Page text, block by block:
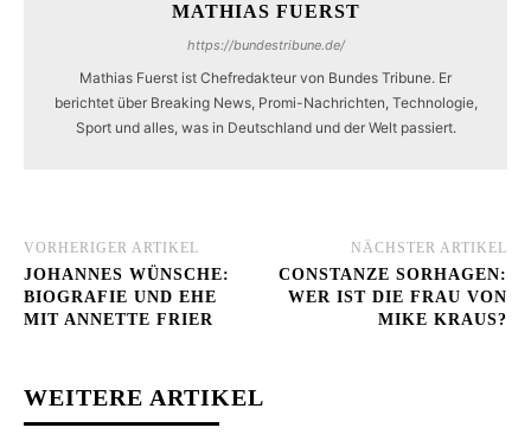
MATHIAS FUERST
https://bundestribune.de/
Mathias Fuerst ist Chefredakteur von Bundes Tribune. Er
berichtet über Breaking News, Promi-Nachrichten, Technologie,
Sport und alles, was in Deutschland und der Welt passiert.
VORHERIGER ARTIKEL
JOHANNES WÜNSCHE:
BIOGRAFIE UND EHE
MIT ANNETTE FRIER
NÄCHSTER ARTIKEL
CONSTANZE SORHAGEN:
WER IST DIE FRAU VON
MIKE KRAUS?
WEITERE ARTIKEL